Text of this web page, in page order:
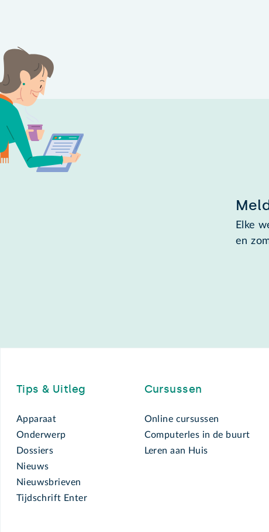
Elke
en
Tips & Uitleg
Apparaat
Onderwerp
Dossiers
Nieuws
Nieuwsbrieven
Tijdschrift Enter
Cursussen
Online cursussen
Computerles in de buurt
Leren aan Huis